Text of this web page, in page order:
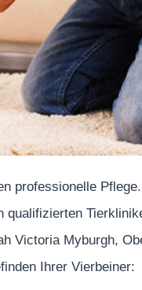
professionelle
Victoria Myburgh,
Ihrer Vierbeiner: